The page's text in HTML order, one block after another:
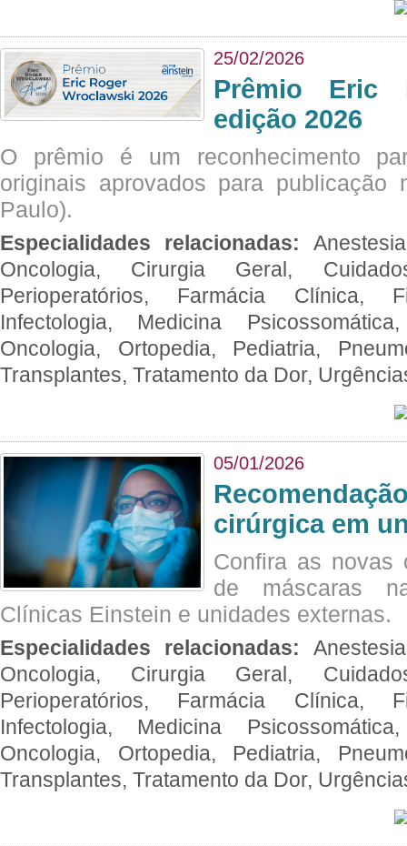
25/02/2026
Prêmio Eric
edição 2026
O prêmio é um reconhecimento
originais aprovados para publicação
Paulo).
Especialidades relacionadas:
Oncologia, Cirurgia Geral,
Perioperatórios, Farmácia Clínica,
Infectologia, Medicina
Oncologia, Ortopedia, Pediatria,
Transplantes, Tratamento da Dor,
05/01/2026
cirúrgica em
Confira as novas
de máscaras
Clínicas Einstein e unidades externas.
Especialidades relacionadas:
Oncologia, Cirurgia Geral,
Perioperatórios, Farmácia Clínica,
Infectologia, Medicina
Oncologia, Ortopedia, Pediatria,
Transplantes, Tratamento da Dor,